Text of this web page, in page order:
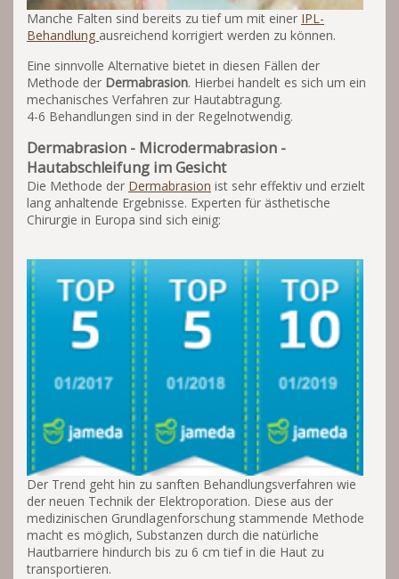
Manche Falten sind bereits zu tief um mit einer IPL-
Behandlung ausreichend korrigiert werden zu können.
Eine sinnvolle Alternative bietet in diesen Fällen der
Methode der Dermabrasion. Hierbei handelt es sich um ein
mechanisches Verfahren zur Hautabtragung.
4-6 Behandlungen sind in der Regelnotwendig.
Dermabrasion - Microdermabrasion -
Hautabschleifung im Gesicht
Die Methode der Dermabrasion ist sehr effektiv und erzielt
lang anhaltende Ergebnisse. Experten für ästhetische
Chirurgie in Europa sind sich einig:
Der Trend geht hin zu sanften Behandlungsverfahren wie
der neuen Technik der Elektroporation. Diese aus der
medizinischen Grundlagenforschung stammende Methode
macht es möglich, Substanzen durch die natürliche
Hautbarriere hindurch bis zu 6 cm tief in die Haut zu
transportieren.